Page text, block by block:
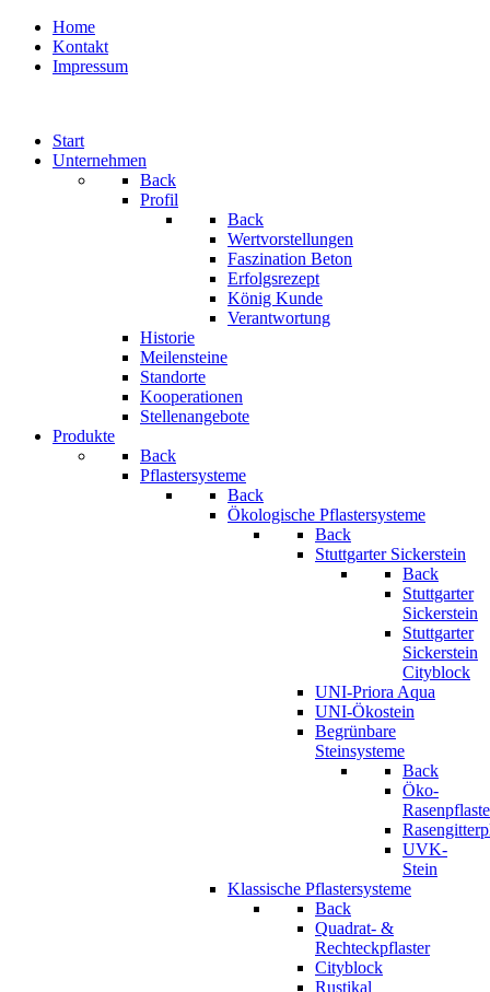
Home
Kontakt
Impressum
Start
Unternehmen
Back
Profil
Back
Wertvorstellungen
Faszination Beton
Erfolgsrezept
König Kunde
Verantwortung
Historie
Meilensteine
Standorte
Kooperationen
Stellenangebote
Produkte
Back
Pflastersysteme
Back
Ökologische Pflastersysteme
Back
Stuttgarter Sickerstein
Back
Stuttgarter
Sickerstein
Stuttgarter
Sickerstein
Cityblock
UNI-Priora Aqua
UNI-Ökostein
Begrünbare
Steinsysteme
Back
Öko-
UVK-
Stein
Klassische Pflastersysteme
Back
Quadrat- &
Rechteckpflaster
Cityblock
Rustikal